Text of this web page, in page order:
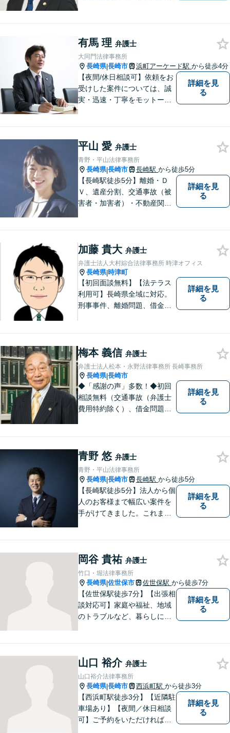
有馬 理 弁護士
大同門法律事務所
長崎県|長崎市 浜町アーケード駅 から徒歩4分
【夜間/休日相談可】依頼をお
受けした案件については、誠
実・迅速・丁寧をモットーに
談にお越しください。
詳細を見
る
平山 愛 弁護士
青野・平山法律事務所
長崎県|長崎市 長崎駅 から徒歩5分
【長崎駅徒歩5分】離婚・Ｄ
Ｖ、遺産分割、交通事故（被
害者・加害者）・不動産関連
詳細を見
る
加藤 貴大 弁護士
弁護士法人大村綜合法律事務所 時津オフィス
長崎県|時津町
【初回面談無料】【法テラス
利用可】長崎県全域に対応。
刑事事件、離婚問題、借金・
す。どんな些細なことでも構
いません。お気軽にご相談く
ださい【完全個室】
詳細を見
る
梅本 義信 弁護士
弁護士法人松本・永野法律事務所 長崎事務所
長崎県|長崎市
◆「感謝の声」多数！◆初回
相談無料（交通事故（弁護士
費用特約除く）、借金問題、
～7年合計）
詳細を見
る
青野 悠 弁護士
青野・平山法律事務所
長崎県|長崎市 長崎駅 から徒歩5分
【長崎駅徒歩5分】法人から個
人のお客様まで幅広い案件を
手がけてきました。これまで
詳細を見
る
岡谷 貴祐 弁護士
竹口・堀法律事務所
長崎県|佐世保市 佐世保駅 から徒歩7分
【佐世保駅徒歩7分】【出張相
談対応可】家庭や福祉、地域
のトラブルなど、暮らしに根
寧にお話を伺うことを大切に
しています。
詳細を見
る
山口 裕介 弁護士
山口裕介法律事務所
長崎県|長崎市 西浜町駅 から徒歩3分
【西浜町駅徒歩3分】【近隣駐
車場あり】【夜間／休日相談
可】ご予約をいただければ、
詳細を見
る